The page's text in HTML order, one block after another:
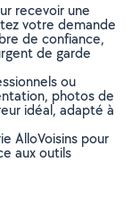
recevoir une
votre demande
de confiance,
de garde
ou
photos de
idéal, adapté à
AlloVoisins pour
aux outils